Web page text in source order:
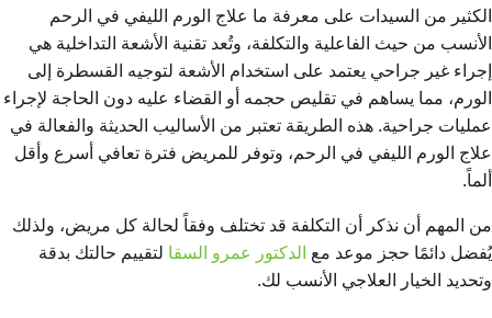
الكثير من السيدات على معرفة ما علاج الورم الليفي في الرحم
الأنسب من حيث الفاعلية والتكلفة، وتُعد تقنية الأشعة التداخلية هي
إجراء غير جراحي يعتمد على استخدام الأشعة لتوجيه القسطرة إلى
الورم، مما يساهم في تقليص حجمه أو القضاء عليه دون الحاجة لإجراء
عمليات جراحية. هذه الطريقة تعتبر من الأساليب الحديثة والفعالة في
علاج الورم الليفي في الرحم، وتوفر للمريض فترة تعافي أسرع وأقل
ألماً.
من المهم أن نذكر أن التكلفة قد تختلف وفقاً لحالة كل مريض، ولذلك
يُفضل دائمًا حجز موعد مع الدكتور عمرو السقا لتقييم حالتك بدقة
وتحديد الخيار العلاجي الأنسب لك.